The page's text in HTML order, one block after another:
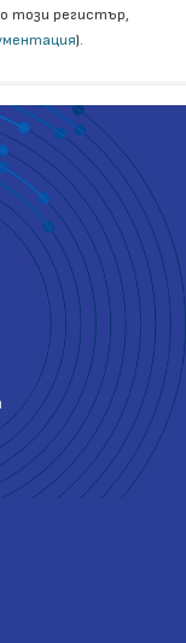
този регистър,
).